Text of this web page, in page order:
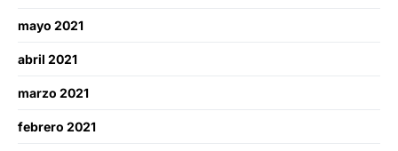
mayo 2021
abril 2021
marzo 2021
febrero 2021